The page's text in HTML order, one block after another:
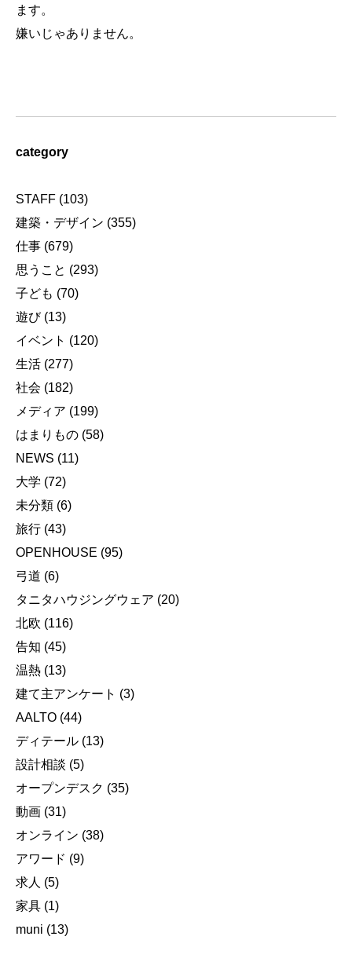
ます。
嫌いじゃありません。
category
STAFF (103)
建築・デザイン (355)
仕事 (679)
思うこと (293)
子ども (70)
遊び(13)
イベント (120)
生活 (277)
社会 (182)
メディア (199)
はまりもの (58)
NEWS (11)
大学 (72)
未分類 (6)
旅行 (43)
OPENHOUSE (95)
弓道 (6)
タニタハウジングウェア (20)
北欧 (116)
告知 (45)
温熱 (13)
建て主アンケート (3)
AALTO (44)
ディテール (13)
設計相談 (5)
オープンデスク (35)
動画 (31)
オンライン (38)
アワード (9)
求人 (5)
家具 (1)
muni (13)